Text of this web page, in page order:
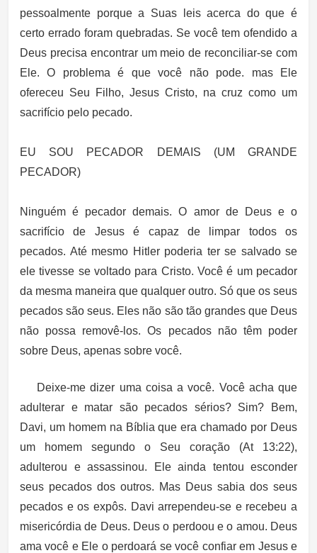
pessoalmente porque a Suas leis acerca do que é
certo errado foram quebradas. Se você tem ofendido a
Deus precisa encontrar um meio de reconciliar-se com
Ele. O problema é que você não pode. mas Ele
ofereceu Seu Filho, Jesus Cristo, na cruz como um
sacrifício pelo pecado.
EU SOU PECADOR DEMAIS (UM GRANDE
PECADOR)
Ninguém é pecador demais. O amor de Deus e o
sacrifício de Jesus é capaz de limpar todos os
pecados. Até mesmo Hitler poderia ter se salvado se
ele tivesse se voltado para Cristo. Você é um pecador
da mesma maneira que qualquer outro. Só que os seus
pecados são seus. Eles não são tão grandes que Deus
não possa removê-los. Os pecados não têm poder
sobre Deus, apenas sobre você.
Deixe-me dizer uma coisa a você. Você acha que
adulterar e matar são pecados sérios? Sim? Bem,
Davi, um homem na Bíblia que era chamado por Deus
um homem segundo o Seu coração (At 13:22),
adulterou e assassinou. Ele ainda tentou esconder
seus pecados dos outros. Mas Deus sabia dos seus
pecados e os expôs. Davi arrependeu-se e recebeu a
misericórdia de Deus. Deus o perdoou e o amou. Deus
ama você e Ele o perdoará se você confiar em Jesus e